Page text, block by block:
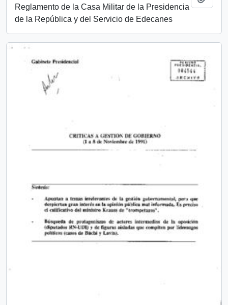
Reglamento de la Casa Militar de la Presidencia
de la República y del Servicio de Edecanes